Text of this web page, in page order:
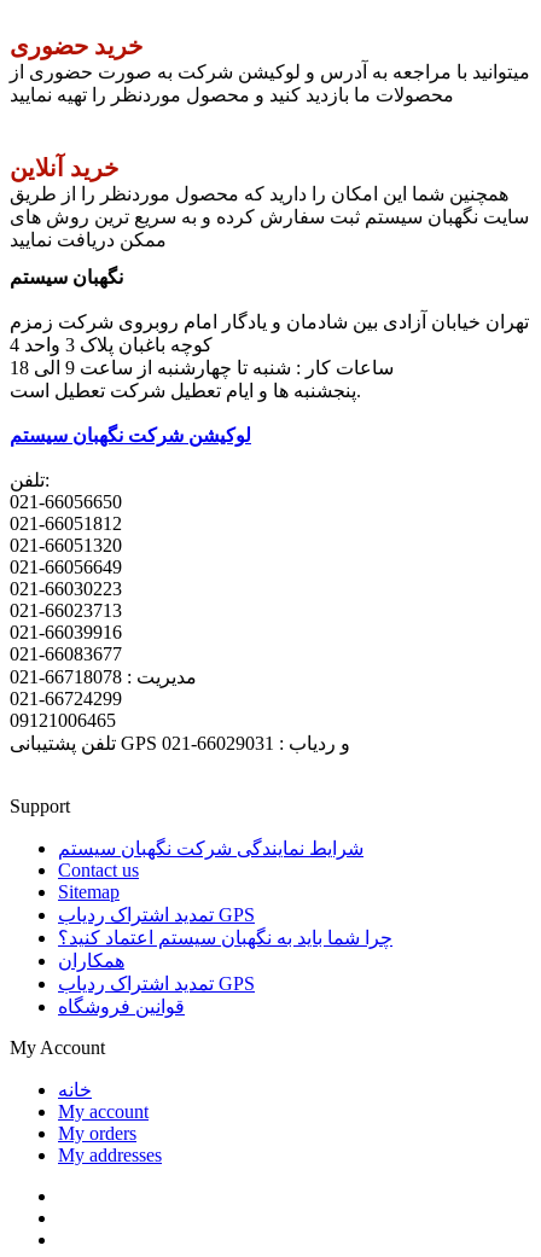
خرید حضوری
میتوانید با مراجعه به آدرس و لوکیشن شرکت به صورت حضوری از
محصولات ما بازدید کنید و محصول موردنظر را تهیه نمایید
خرید آنلاین
همچنین شما این امکان را دارید که محصول موردنظر را از طریق
سایت نگهبان سیستم ثبت سفارش کرده و به سریع ترین روش های
ممکن دریافت نمایید
نگهبان سیستم
تهران خیابان آزادی بین شادمان و یادگار امام روبروی شرکت زمزم
کوچه باغبان پلاک 3 واحد 4
پنجشنبه ها و ایام تعطیل شرکت تعطیل است.
لوکیشن شرکت نگهبان سیستم
تلفن:
021-66056650
021-66051812
021-66051320
021-66056649
021-66030223
021-66023713
021-66039916
021-66083677
مدیریت : 66718078-021
021-66724299
09121006465
تلفن پشتیبانی GPS و ردیاب : 66029031-021
Support
شرایط نمایندگی شرکت نگهبان سیستم
Contact us
Sitemap
تمدید اشتراک ردیاب GPS
چرا شما باید به نگهبان سیستم اعتماد کنید؟
همکاران
تمدید اشتراک ردیاب GPS
قوانین فروشگاه
My Account
خانه
My account
My orders
My addresses